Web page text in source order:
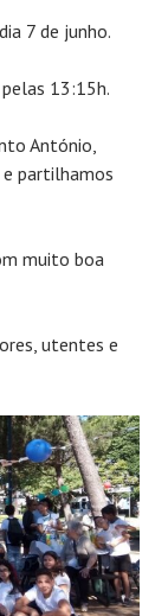
7 de junho.
13:15h.
António,
partilhamos
muito boa
utentes e